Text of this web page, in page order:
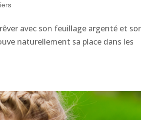
avec son feuillage argenté et
naturellement sa place dans les